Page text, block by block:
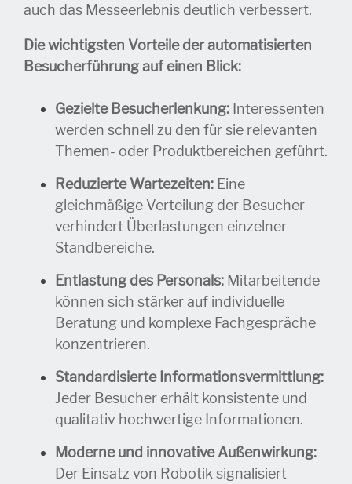
auch das Messeerlebnis deutlich verbessert.
Die wichtigsten Vorteile der automatisierten
Besucherführung auf einen Blick:
Gezielte Besucherlenkung: Interessenten
werden schnell zu den für sie relevanten
Themen- oder Produktbereichen geführt.
Reduzierte Wartezeiten: Eine
gleichmäßige Verteilung der Besucher
verhindert Überlastungen einzelner
Standbereiche.
Entlastung des Personals: Mitarbeitende
können sich stärker auf individuelle
Beratung und komplexe Fachgespräche
konzentrieren.
Standardisierte Informationsvermittlung:
Jeder Besucher erhält konsistente und
qualitativ hochwertige Informationen.
Moderne und innovative Außenwirkung:
Der Einsatz von Robotik signalisiert